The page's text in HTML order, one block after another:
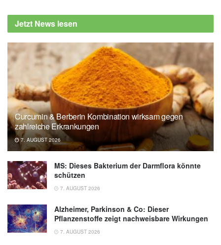
Jetzt News lesen
Curcumin & Berberin Kombination wirksam gegen
zahlreiche Erkrankungen
7. AUGUST 2026
MS: Dieses Bakterium der Darmflora könnte
schützen
7. AUGUST 2026
Alzheimer, Parkinson & Co: Dieser
Pflanzenstoffe zeigt nachweisbare Wirkungen
7. AUGUST 2026